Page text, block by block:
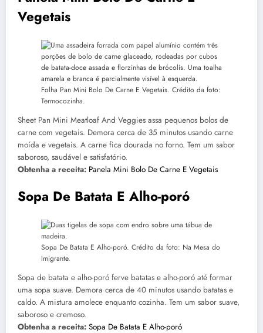
Vegetais
Folha Pan Mini Bolo De Carne E Vegetais. Crédito da foto:
Termocozinha.
Sheet Pan Mini Meatloaf And Veggies assa pequenos bolos de
carne com vegetais. Demora cerca de 35 minutos usando carne
moída e vegetais. A carne fica dourada no forno. Tem um sabor
saboroso, saudável e satisfatório.
Obtenha a receita: Panela Mini Bolo De Carne E Vegetais
Sopa De Batata E Alho-poró
Sopa De Batata E Alho-poró. Crédito da foto: Na Mesa do
Imigrante.
Sopa de batata e alho-poró ferve batatas e alho-poró até formar
uma sopa suave. Demora cerca de 40 minutos usando batatas e
caldo. A mistura amolece enquanto cozinha. Tem um sabor suave,
saboroso e cremoso.
Obtenha a receita: Sopa De Batata E Alho-poró